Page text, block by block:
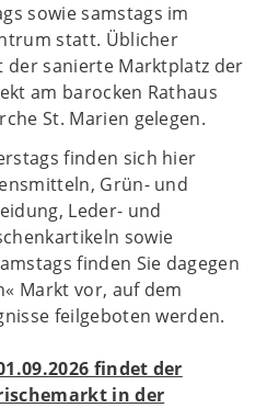
sowie samstags im
statt. Üblicher
sanierte Marktplatz der
am barocken Rathaus
St. Marien gelegen.
finden sich hier
Grün- und
Leder- und
sowie
finden Sie dagegen
Markt vor, auf dem
feilgeboten werden.
findet der
in der